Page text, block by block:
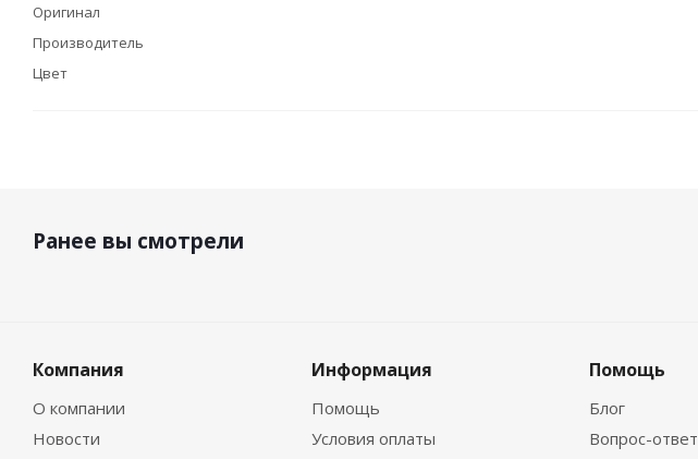
Оригинал
Производитель
Цвет
Ранее вы смотрели
Компания
О компании
Новости
Информация
Помощь
Условия оплаты
Помощь
Блог
Вопрос-ответ